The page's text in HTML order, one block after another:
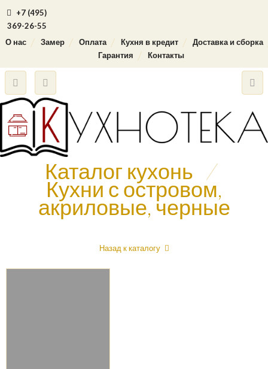
+7 (495)
369-26-55
О нас
Замер Оплата Кухня в кредит
Доставка и сборка
Гарантия
Контакты
Каталог кухонь /
Кухни с островом,
акриловые, черные
Назад к каталогу